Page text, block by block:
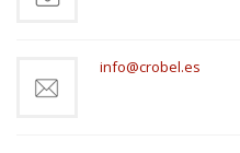
info@crobel.es